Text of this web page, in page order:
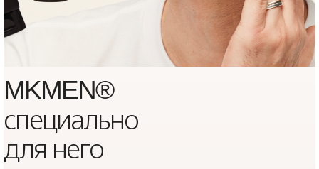
MKMEN®
специально
для него